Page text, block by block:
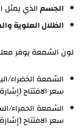
الجسم الذي يمثل
الظلال العلوية
لون الشمعة يوفر
الشمعة الخضراء/
سعر الافتتاح
الشمعة الحمراء/
سعر الافتتاح